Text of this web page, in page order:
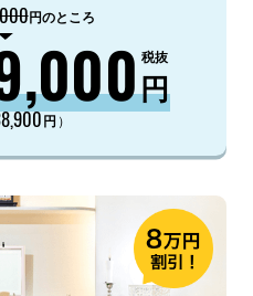
円のところ
円
税抜
円 ）